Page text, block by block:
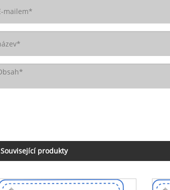
Související produkty